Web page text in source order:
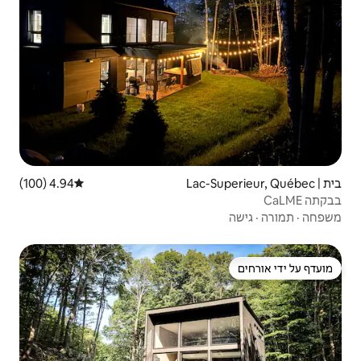
דירוג ממוצע של 4.94 מתוך 5, 100 ביקורות
4.94 (100)